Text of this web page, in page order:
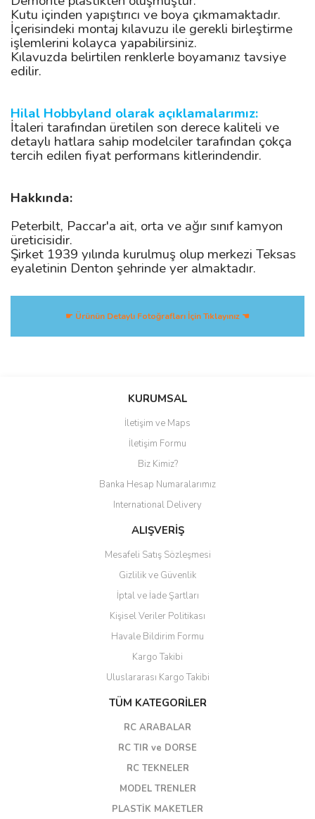
Kutu içinden yapıştırıcı ve boya çıkmamaktadır.
İçerisindeki montaj kılavuzu ile gerekli birleştirme
işlemlerini kolayca yapabilirsiniz.
Kılavuzda belirtilen renklerle boyamanız tavsiye
edilir.
Hilal Hobbyland olarak açıklamalarımız:
İtaleri tarafından üretilen son derece kaliteli ve
detaylı hatlara sahip modelciler tarafından çokça
tercih edilen fiyat performans kitlerindendir.
Hakkında:
Peterbilt, Paccar'a ait, orta ve ağır sınıf kamyon
üreticisidir.
Şirket 1939 yılında kurulmuş olup merkezi Teksas
eyaletinin Denton şehrinde yer almaktadır.
☛ Ürünün Detaylı Fotoğrafları İçin Tıklayınız ☚
Bu ürüne ilk yorumu siz yapın!
Yorum Yaz
KURUMSAL
İletişim ve Maps
İletişim Formu
Biz Kimiz?
Banka Hesap Numaralarımız
International Delivery
ALIŞVERİŞ
Mesafeli Satış Sözleşmesi
Gizlilik ve Güvenlik
İptal ve İade Şartları
Kişisel Veriler Politikası
Havale Bildirim Formu
Kargo Takibi
Uluslararası Kargo Takibi
TÜM KATEGORİLER
RC ARABALAR
RC TIR ve DORSE
RC TEKNELER
MODEL TRENLER
PLASTİK MAKETLER